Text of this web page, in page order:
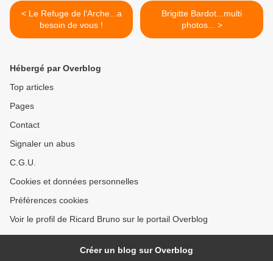
< Le Refuge de l'Arche...a
besoin de vous !
Brigitte Bardot...multi
photos... >
Hébergé par Overblog
Top articles
Pages
Contact
Signaler un abus
C.G.U.
Cookies et données personnelles
Préférences cookies
Voir le profil de Ricard Bruno sur le portail Overblog
Créer un blog sur Overblog